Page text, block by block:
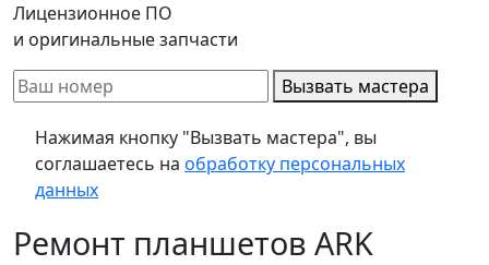
Лицензионное ПО
и оригинальные запчасти
Вызвать мастера
Нажимая кнопку "Вызвать мастера", вы
соглашаетесь на обработку персональных
данных
Ремонт планшетов ARK